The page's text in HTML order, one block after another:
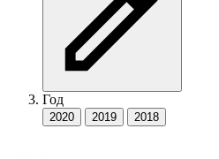
Год
2020 2019 2018